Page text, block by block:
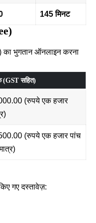
145 मिनट
भुगतान ऑनलाइन करना
(GST सहित)
(रुपये एक हजार
(रुपये एक हजार पांच
गए दस्तावेज़: